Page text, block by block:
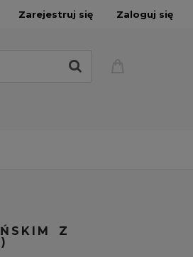
Zarejestruj się Zaloguj się
Z